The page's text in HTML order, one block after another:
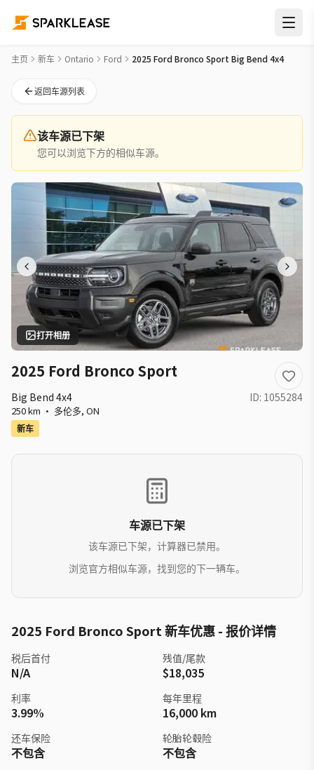
2025 Ford Bronco Sport Big Bend 4x4 New Car Deal in 多伦
主页 新车 Ontario Ford 2025 Ford Bronco Sport Big Bend 4x4
返回车源列表
该车源已下架
您可以浏览下方的相似车源。
打开相册
2025 Ford Bronco Sport
Big Bend 4x4 ID: 1055284
250 km · 多伦多, ON
新车
车源已下架
该车源已下架，计算器已禁用。
浏览官方相似车源，找到您的下一辆车。
2025 Ford Bronco Sport 新车优惠 - 报价详情
税后首付
N/A
残值/尾款
$18,035
利率
3.99%
每年里程
16,000 km
还车保险
不包含
轮胎轮毂险
不包含